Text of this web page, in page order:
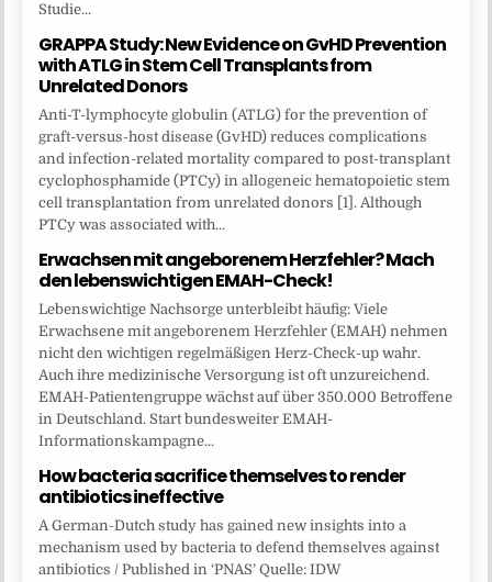
Studie...
GRAPPA Study: New Evidence on GvHD Prevention
with ATLG in Stem Cell Transplants from
Unrelated Donors
Anti-T-lymphocyte globulin (ATLG) for the prevention of
graft-versus-host disease (GvHD) reduces complications
and infection-related mortality compared to post-transplant
cyclophosphamide (PTCy) in allogeneic hematopoietic stem
cell transplantation from unrelated donors [1]. Although
PTCy was associated with...
Erwachsen mit angeborenem Herzfehler? Mach
den lebenswichtigen EMAH-Check!
Lebenswichtige Nachsorge unterbleibt häufig: Viele
Erwachsene mit angeborenem Herzfehler (EMAH) nehmen
nicht den wichtigen regelmäßigen Herz-Check-up wahr.
Auch ihre medizinische Versorgung ist oft unzureichend.
EMAH-Patientengruppe wächst auf über 350.000 Betroffene
in Deutschland. Start bundesweiter EMAH-
Informationskampagne...
How bacteria sacrifice themselves to render
antibiotics ineffective
A German-Dutch study has gained new insights into a
mechanism used by bacteria to defend themselves against
antibiotics / Published in ‘PNAS’ Quelle: IDW